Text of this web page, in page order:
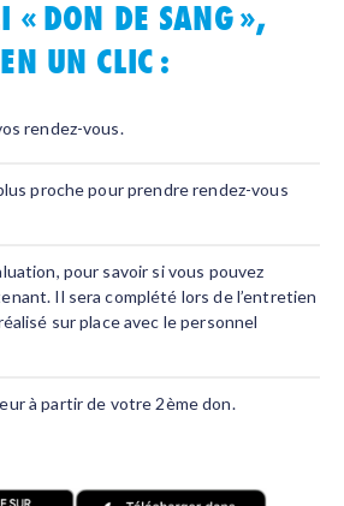
« DON DE SANG »,
UN CLIC :
rendez-vous.
proche pour prendre rendez-vous
pour savoir si vous pouvez
Il sera complété lors de l’entretien
sur place avec le personnel
à partir de votre 2ème don.